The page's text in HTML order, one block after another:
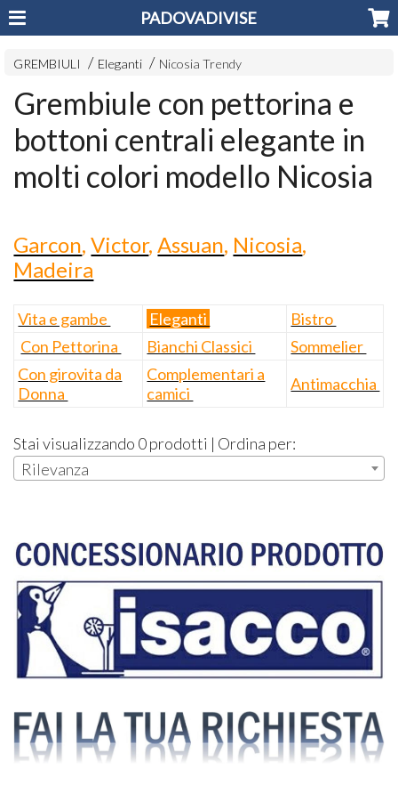
PADOVADIVISE
GREMBIULI Eleganti Nicosia Trendy
Grembiule con pettorina e
bottoni centrali elegante in
molti colori modello Nicosia
Garcon,Victor,Assuan, Nicosia,
Madeira
Vita e gambe Eleganti
Bistro
Con Pettorina
Bianchi Classici
Sommelier
Con girovita da
Donna
Complementari a
camici
Antimacchia
Stai visualizzando 0 prodotti | Ordina per:
Rilevanza